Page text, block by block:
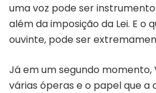
uma voz pode ser
além da imposição da Lei. E o
ouvinte, pode ser
Já em um segundo momento,
várias óperas e o papel que a